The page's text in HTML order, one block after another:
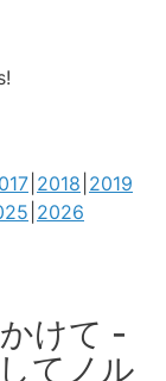
2018 2019
2026
けて -
てノル